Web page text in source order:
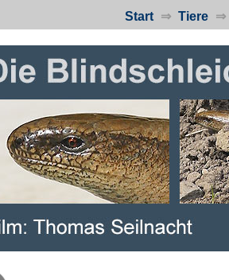
Start⇒ Tiere⇒